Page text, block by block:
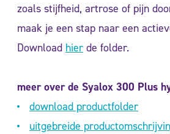
zoals stijfheid, artrose of pijn
maak je een stap naar een
Download hier de folder.
meer over de Syalox 300 Plus
download productfolder
uitgebreide